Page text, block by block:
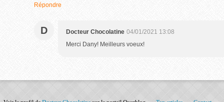
Répondre
D Docteur Chocolatine 04/01/2021 13:08
Merci Dany! Meilleurs voeux!